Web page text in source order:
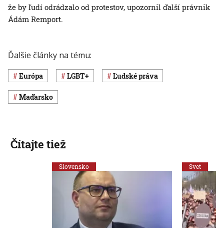
že by ľudí odrádzalo od protestov, upozornil ďalší právnik
Ádám Remport.
Ďalšie články na tému:
Európa LGBT+ ľudské práva
Maďarsko
Čítajte tiež
Slovensko Svet